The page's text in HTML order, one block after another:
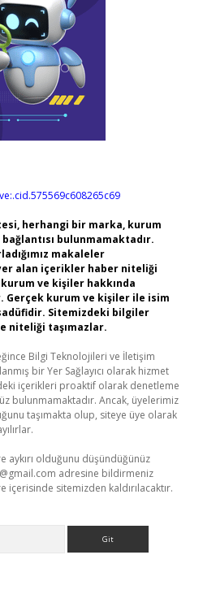
herhangi bir marka, kurum
bulunmamaktadır.
makaleler
alan içerikler haber niteliği
ve kişiler hakkında
Gerçek kurum ve kişiler ile isim
Sitemizdeki bilgiler
niteliği taşımazlar.
Bilgi Teknolojileri ve İletişim
bir Yer Sağlayıcı olarak hizmet
içerikleri proaktif olarak denetleme
bulunmamaktadır. Ancak, üyelerimiz
taşımakta olup, siteye üye olarak
aykırı olduğunu düşündüğünüz
adresine bildirmeniz
içerisinde sitemizden kaldırılacaktır.